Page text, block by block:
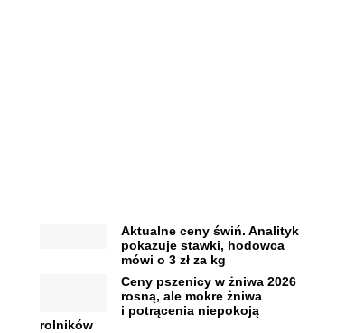
Aktualne ceny świń. Analityk
pokazuje stawki, hodowca
mówi o 3 zł za kg
Ceny pszenicy w żniwa 2026
rosną, ale mokre żniwa
i potrącenia niepokoją
rolników